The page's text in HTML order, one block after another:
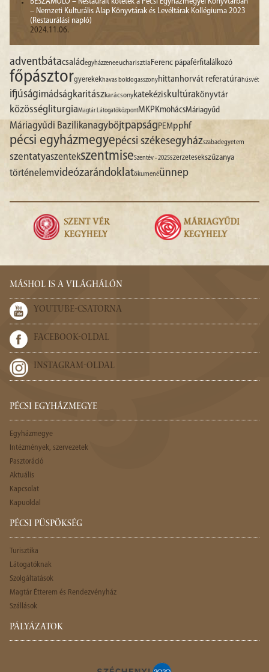
– Nemzeti Kulturális Alap Könyvtárak és Levéltárak Kollégiuma 2023
(Restaurálási napló)
2024.11.06.
adventbátacsaládegyházzeneeucharisztia Ferenc pápaférfitalálkozó
főpásztorgyerekekhavas boldogasszonyhittanhorvát referatúrahúsvét
ifjúságimádságkaritászkarácsonykatekéziskultúra könyvtár
közösség liturgiaMagtár LátogatóközpontMKPKmohácsMáriagyűd
Máriagyűdi Bazilikanagyböjtpapság PEMpphf
pécsi egyházmegyepécsi székesegyházszabadegyetem
szentatyaszentekszentmiseSzentév - 2025szerzetesekszűzanya
történelemvideózarándoklatökumenéünnep
MÁSHOL IS A VILÁGHÁLÓN
YOUTUBE-CSATORNA
FACEBOOK-OLDAL
INSTAGRAM-OLDAL
PÉCSI EGYHÁZMEGYE
Egyházmegye
Intézmények, szervezetek
Pasztoráció
Aktuális
Kapcsolat
Kapuoldal
PÉCSI PÜSPÖKSÉG
Turisztika
Látogatóknak
Szolgáltatások
Magtár Étterem és Rendezvényház
Szállások
PÁLYÁZATOK